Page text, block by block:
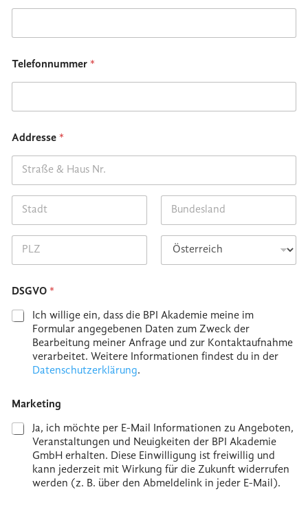
Telefonnummer *
Addresse *
Province /
Region
DSGVO *
Ich willige ein, dass die BPI Akademie meine im
Formular angegebenen Daten zum Zweck der
Bearbeitung meiner Anfrage und zur Kontaktaufnahme
verarbeitet. Weitere Informationen findest du in der
Datenschutzerklärung.
Marketing
Ja, ich möchte per E-Mail Informationen zu Angeboten,
Veranstaltungen und Neuigkeiten der BPI Akademie
GmbH erhalten. Diese Einwilligung ist freiwillig und
kann jederzeit mit Wirkung für die Zukunft widerrufen
werden (z. B. über den Abmeldelink in jeder E-Mail).